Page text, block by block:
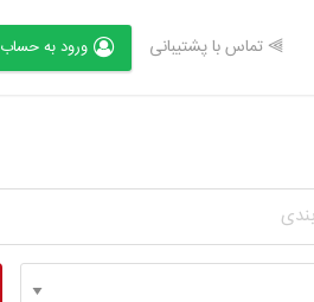
⫸ تماس با پشتیبانی ورود به حساب